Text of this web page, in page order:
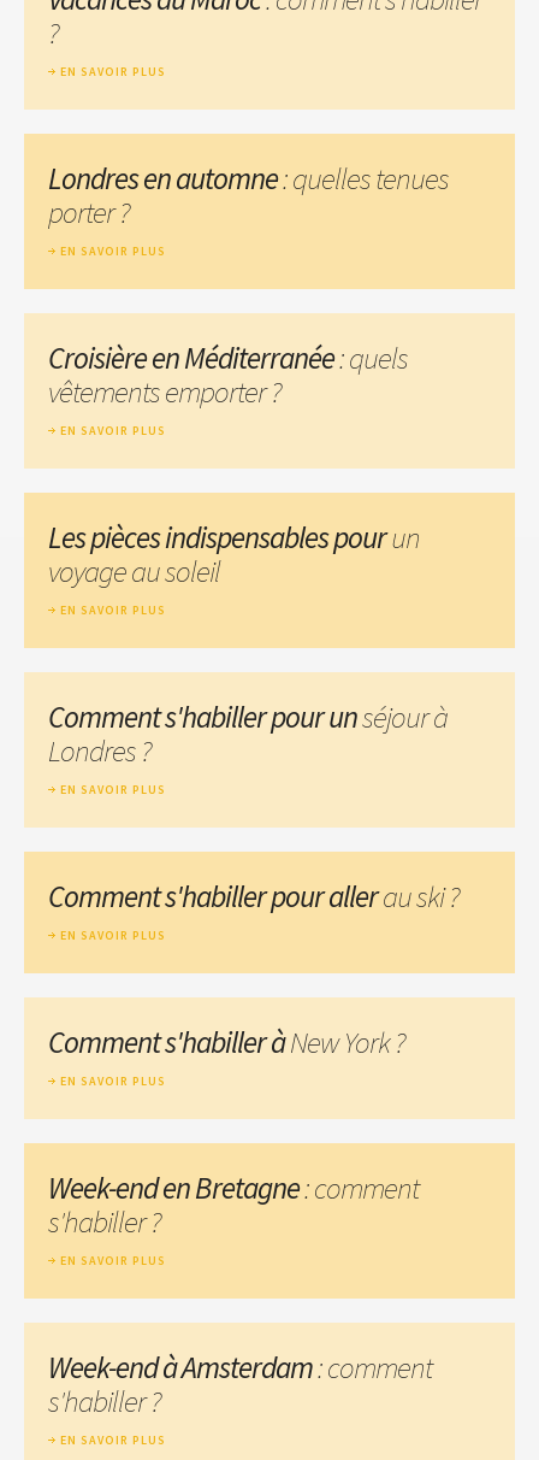
?
EN SAVOIR PLUS
Londres en automne: quelles tenues
porter ?
EN SAVOIR PLUS
Croisière en Méditerranée: quels
vêtements emporter ?
EN SAVOIR PLUS
Les pièces indispensables pourun
voyage au soleil
EN SAVOIR PLUS
Comment s'habiller pour unséjour à
Londres ?
EN SAVOIR PLUS
Comment s'habiller pour allerau ski ?
EN SAVOIR PLUS
Comment s'habiller àNew York ?
EN SAVOIR PLUS
Week-end en Bretagne: comment
s'habiller ?
EN SAVOIR PLUS
Week-end à Amsterdam: comment
s'habiller ?
EN SAVOIR PLUS